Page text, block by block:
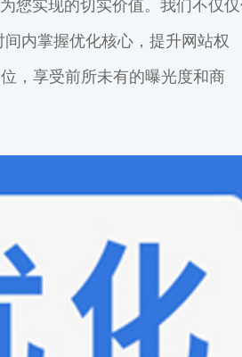
内掌握优化核心，提升网站权
，享受前所未有的曝光度和商